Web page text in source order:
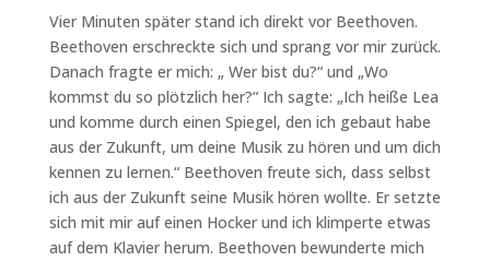
Vier Minuten später stand ich direkt vor Beethoven.
Beethoven erschreckte sich und sprang vor mir zurück.
Danach fragte er mich: „ Wer bist du?“ und „Wo
kommst du so plötzlich her?“ Ich sagte: „Ich heiße Lea
und komme durch einen Spiegel, den ich gebaut habe
aus der Zukunft, um deine Musik zu hören und um dich
kennen zu lernen.“ Beethoven freute sich, dass selbst
ich aus der Zukunft seine Musik hören wollte. Er setzte
sich mit mir auf einen Hocker und ich klimperte etwas
auf dem Klavier herum. Beethoven bewunderte mich